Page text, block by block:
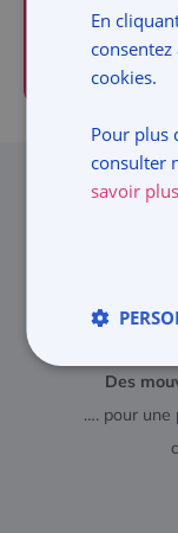
Les
Des
…. pour une
En
cookies.
Pour plus
consulter
savoir plus